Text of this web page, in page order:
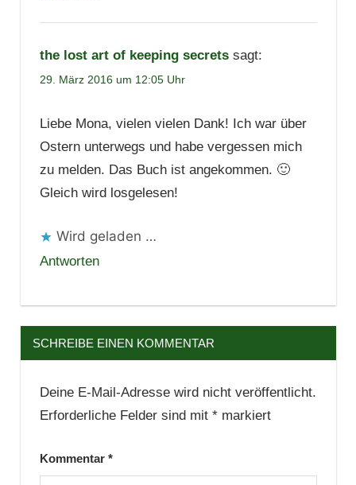
the lost art of keeping secrets sagt:
29. März 2016 um 12:05 Uhr
Liebe Mona, vielen vielen Dank! Ich war über
Ostern unterwegs und habe vergessen mich
zu melden. Das Buch ist angekommen. 🙂
Gleich wird losgelesen!
Wird geladen …
Antworten
SCHREIBE EINEN KOMMENTAR
Deine E-Mail-Adresse wird nicht veröffentlicht.
Erforderliche Felder sind mit *markiert
Kommentar *